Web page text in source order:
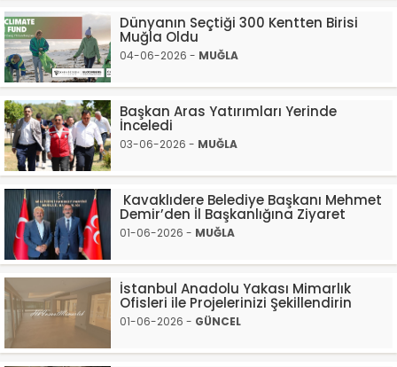
Dünyanın Seçtiği 300 Kentten Birisi
Muğla Oldu
04-06-2026 - MUĞLA
Başkan Aras Yatırımları Yerinde
İnceledi
03-06-2026 - MUĞLA
Kavaklıdere Belediye Başkanı Mehmet
Demir’den İl Başkanlığına Ziyaret
01-06-2026 - MUĞLA
İstanbul Anadolu Yakası Mimarlık
Ofisleri ile Projelerinizi Şekillendirin
01-06-2026 - GÜNCEL